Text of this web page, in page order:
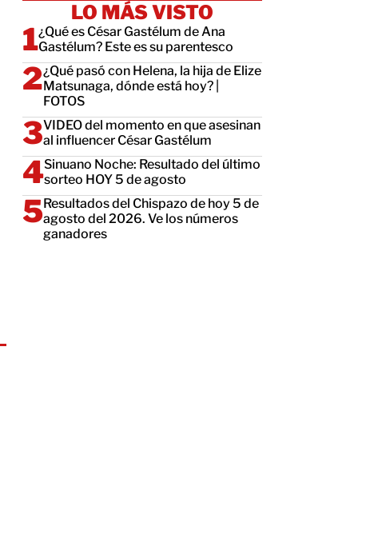
LO MÁS VISTO
¿Qué es César Gastélum de Ana
Gastélum? Este es su parentesco
¿Qué pasó con Helena, la hija de Elize
Matsunaga, dónde está hoy? |
FOTOS
VIDEO del momento en que asesinan
al influencer César Gastélum
Sinuano Noche: Resultado del último
sorteo HOY 5 de agosto
Resultados del Chispazo de hoy 5 de
agosto del 2026. Ve los números
ganadores